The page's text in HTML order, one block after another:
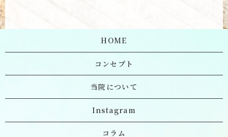
HOME
コンセプト
当院について
Instagram
コラム